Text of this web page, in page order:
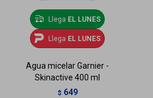
Llega EL LUNES
Llega EL LUNES
Agua micelar Garnier -
Skinactive 400 ml
$ 649